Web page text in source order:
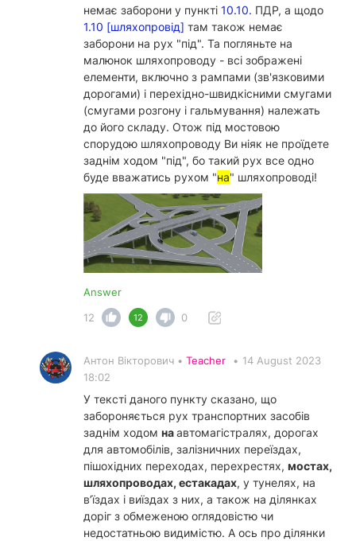
немає заборони у пункті 10.10. ПДР, а щодо
1.10 [шляхопровід] там також немає
заборони на рух "під". Та погляньте на
малюнок шляхопроводу - всі зображені
елементи, включно з рампами (зв'язковими
дорогами) і перехідно-швидкісними смугами
(смугами розгону і гальмування) належать
до його складу. Отож під мостовою
спорудою шляхопроводу Ви ніяк не проїдете
заднім ходом "під", бо такий рух все одно
буде вважатись рухом "на" шляхопроводі!
Answer
12
12 0
Антон Вікторович • Teacher • 14 August 2023
18:02
У тексті даного пункту сказано, що
забороняється рух транспортних засобів
заднім ходом наавтомагістралях, дорогах
для автомобілів, залізничних переїздах,
пішохідних переходах, перехрестях, мостах,
шляхопроводах, естакадах, у тунелях, на
в’їздах і виїздах з них, а також на ділянках
доріг з обмеженою оглядовістю чи
недостатньою видимістю. А ось про ділянки